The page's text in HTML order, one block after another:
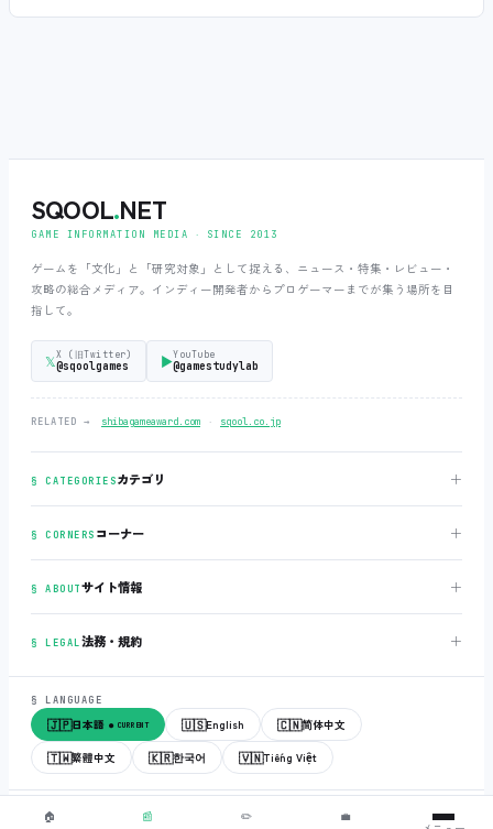
SQOOL.NET
GAME INFORMATION MEDIA ‧ SINCE 2013
ゲームを「文化」と「研究対象」として捉える、ニュース・特集・レビュー・
攻略の総合メディア。インディー開発者からプロゲーマーまでが集う場所を目
指して。
𝕏X (旧Twitter)
@sqoolgames ▶YouTube
@gamestudylab
RELATED → shibagameaward.com ‧ sqool.co.jp
§ CATEGORIESカテゴリ ＋
§ CORNERS コーナー ＋
§ ABOUTサイト情報 ＋
§ LEGAL法務・規約 ＋
§ LANGUAGE
🇯🇵日本語 ● CURRENT 🇺🇸English 🇨🇳简体中文
🇹🇼繁體中文 🇰🇷한국어 🇻🇳Tiếng Việt
© 2018-2026 sqool.co.jp ‧ All rights reserved. v3.0.0 build 20260505
🏠
📰
✏️
💼